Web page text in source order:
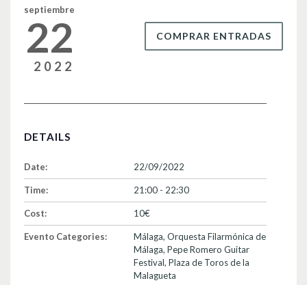
septiembre
22
2022
COMPRAR ENTRADAS
DETAILS
Date: 22/09/2022
Time: 21:00 - 22:30
Cost: 10€
Evento Categories: Málaga, Orquesta Filarmónica de
Málaga, Pepe Romero Guitar
Festival, Plaza de Toros de la
Malagueta